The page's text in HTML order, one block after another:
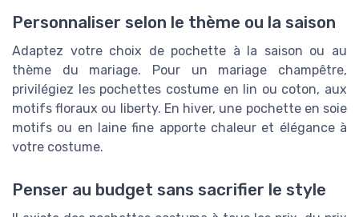
Personnaliser selon le thème ou la saison
Adaptez votre choix de pochette à la saison ou au
thème du mariage. Pour un mariage champêtre,
privilégiez les pochettes costume en lin ou coton, aux
motifs floraux ou liberty. En hiver, une pochette en soie
motifs ou en laine fine apporte chaleur et élégance à
votre costume.
Penser au budget sans sacrifier le style